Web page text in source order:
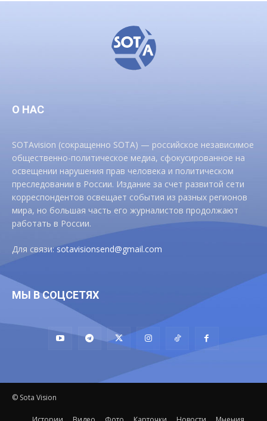
О НАС
SOTAvision (сокращенно SOTA) — российское независимое
общественно-политическое медиа, сфокусированное на
освещении нарушения прав человека и политическом
преследовании в России. Издание за счет развитой сети
корреспондентов освещает события из разных регионов
мира, но большая часть его журналистов продолжают
работать в России.
Для связи:sotavisionsend@gmail.com
МЫ В СОЦСЕТЯХ
© Sota Vision